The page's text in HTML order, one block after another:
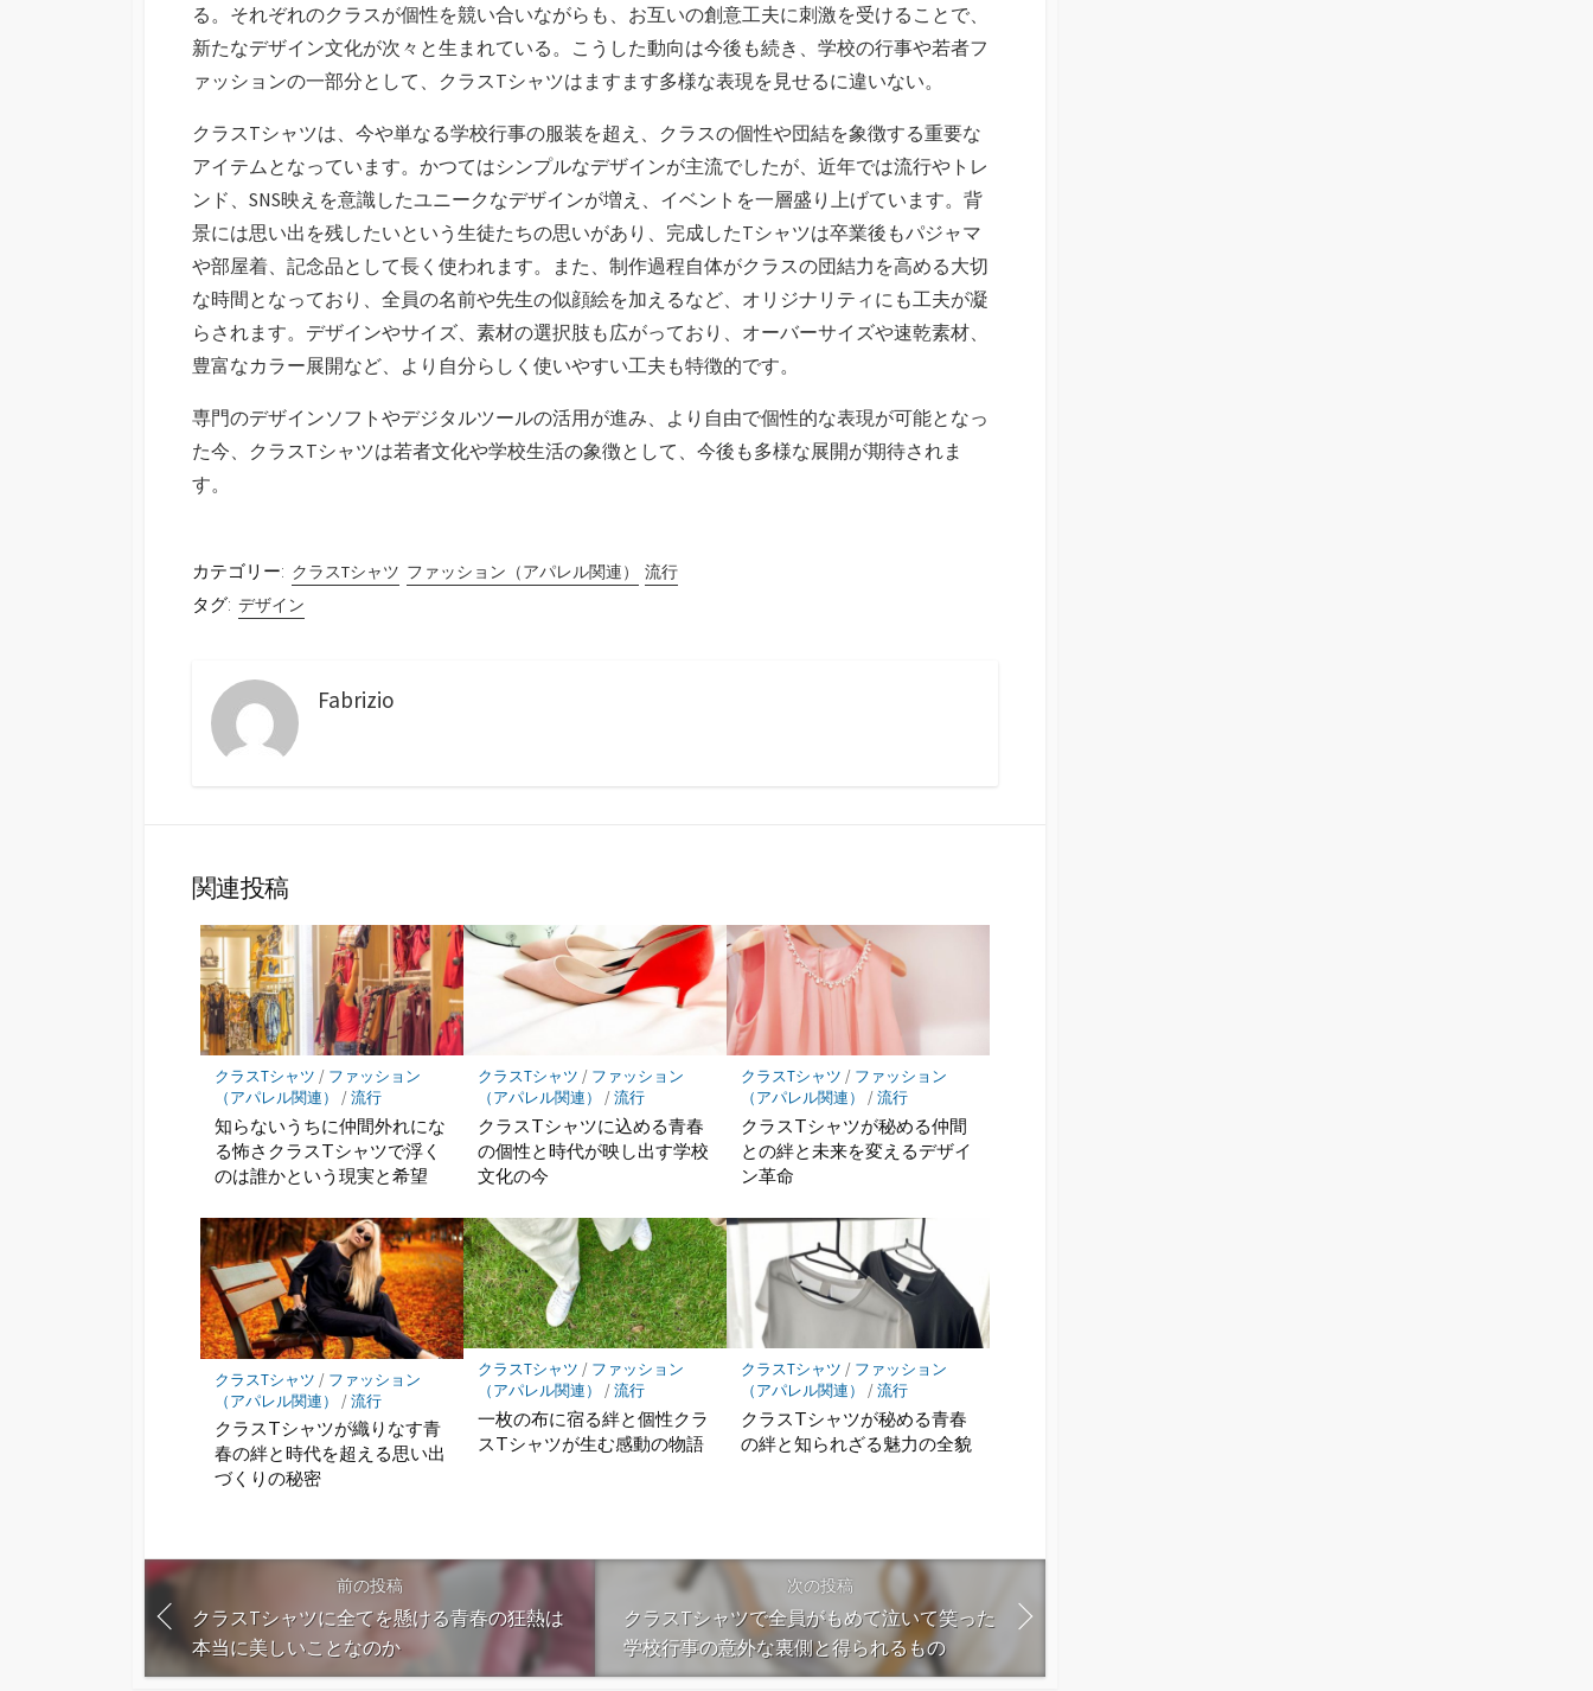
る。それぞれのクラスが個性を競い合いながらも、お互いの創意工夫に刺激を受けることで、
新たなデザイン文化が次々と生まれている。こうした動向は今後も続き、学校の行事や若者フ
ァッションの一部分として、クラスTシャツはますます多様な表現を見せるに違いない。
クラスTシャツは、今や単なる学校行事の服装を超え、クラスの個性や団結を象徴する重要な
アイテムとなっています。かつてはシンプルなデザインが主流でしたが、近年では流行やトレ
ンド、SNS映えを意識したユニークなデザインが増え、イベントを一層盛り上げています。背
景には思い出を残したいという生徒たちの思いがあり、完成したTシャツは卒業後もパジャマ
や部屋着、記念品として長く使われます。また、制作過程自体がクラスの団結力を高める大切
な時間となっており、全員の名前や先生の似顔絵を加えるなど、オリジナリティにも工夫が凝
らされます。デザインやサイズ、素材の選択肢も広がっており、オーバーサイズや速乾素材、
豊富なカラー展開など、より自分らしく使いやすい工夫も特徴的です。
専門のデザインソフトやデジタルツールの活用が進み、より自由で個性的な表現が可能となっ
た今、クラスTシャツは若者文化や学校生活の象徴として、今後も多様な展開が期待されま
す。
カテゴリー: クラスTシャツ ファッション（アパレル関連） 流行
タグ: デザイン
Fabrizio
関連投稿
クラスTシャツ / ファッション
（アパレル関連）
/流行
知らないうちに仲間外れにな
る怖さクラスTシャツで浮く
のは誰かという現実と希望
クラスTシャツ / ファッション
（アパレル関連）
/流行
クラスTシャツに込める青春
の個性と時代が映し出す学校
文化の今
クラスTシャツ / ファッション
（アパレル関連）
/流行
クラスTシャツが秘める仲間
との絆と未来を変えるデザイ
ン革命
クラスTシャツ / ファッション
（アパレル関連）
/流行
クラスTシャツが織りなす青
春の絆と時代を超える思い出
づくりの秘密
クラスTシャツ / ファッション
（アパレル関連）
/流行
一枚の布に宿る絆と個性クラ
スTシャツが生む感動の物語
クラスTシャツ / ファッション
（アパレル関連）
/流行
クラスTシャツが秘める青春
の絆と知られざる魅力の全貌
前の投稿
クラスTシャツに全てを懸ける青春の狂熱は
本当に美しいことなのか
次の投稿
クラスTシャツで全員がもめて泣いて笑った
学校行事の意外な裏側と得られるもの